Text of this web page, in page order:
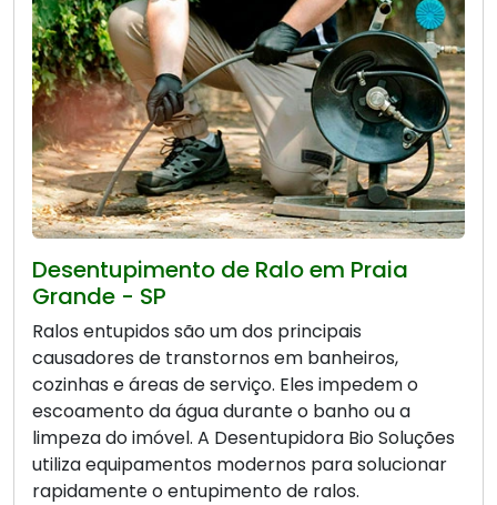
Desentupimento de Ralo em Praia
Grande - SP
Ralos entupidos são um dos principais
causadores de transtornos em banheiros,
cozinhas e áreas de serviço. Eles impedem o
escoamento da água durante o banho ou a
limpeza do imóvel. A Desentupidora Bio Soluções
utiliza equipamentos modernos para solucionar
rapidamente o entupimento de ralos.